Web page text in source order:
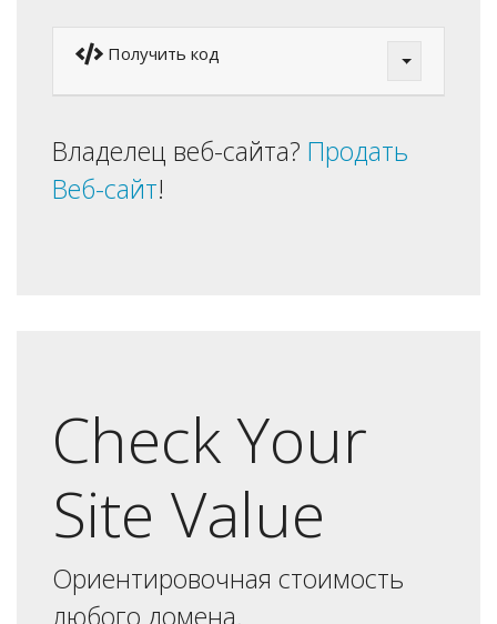
Получить код
Владелец веб-сайта? Продать
Веб-сайт!
Check Your
Site Value
Ориентировочная стоимость
любого домена.